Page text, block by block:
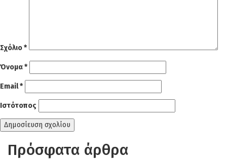
Σχόλιο*
Όνομα*
Email*
Ιστότοπος
Πρόσφατα άρθρα